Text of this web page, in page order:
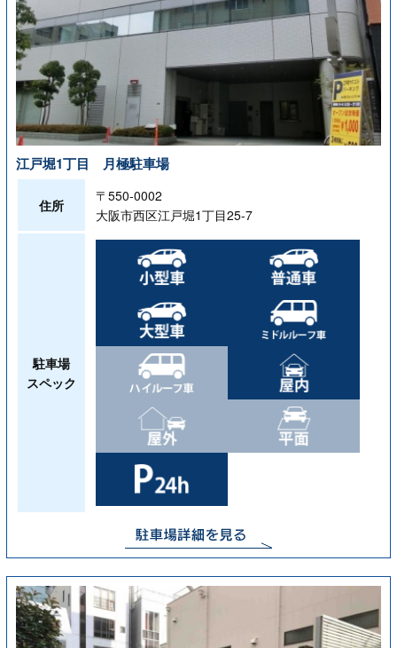
江戸堀1丁目 月極駐車場
住所
〒550-0002
大阪市西区江戸堀1丁目25-7
駐車場
スペック